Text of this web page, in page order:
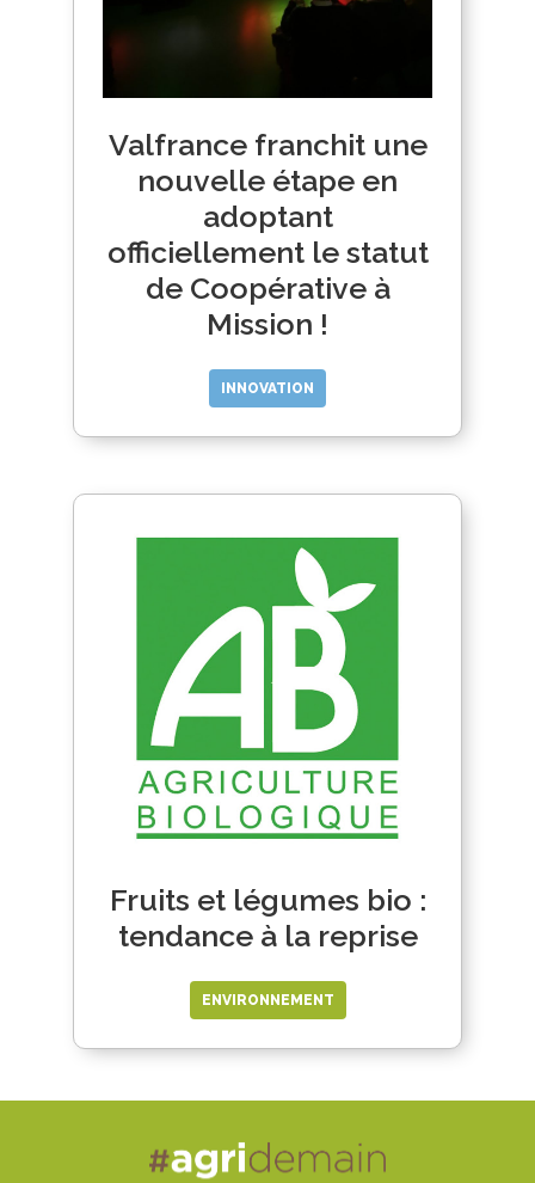
Valfrance franchit une
nouvelle étape en
adoptant
officiellement le statut
de Coopérative à
Mission !
INNOVATION
Fruits et légumes bio :
tendance à la reprise
ENVIRONNEMENT